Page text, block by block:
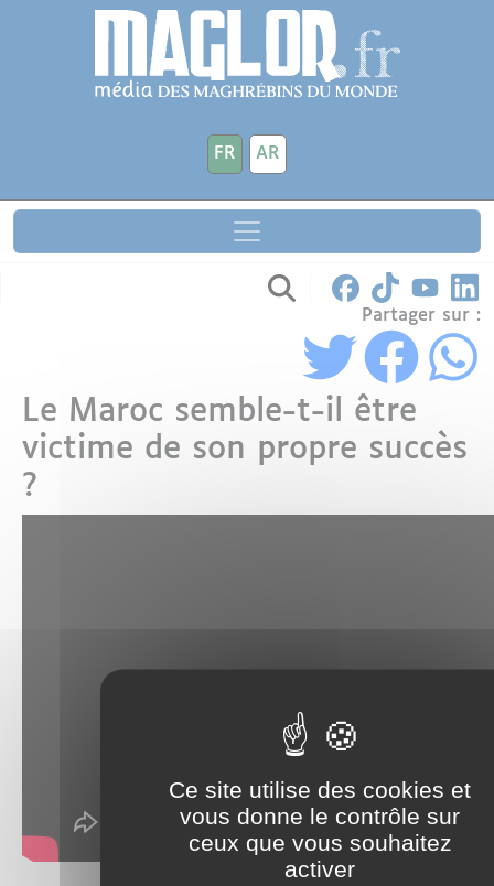
Aller au contenu principal
FR AR
Partager sur :
Le Maroc semble-t-il être
victime de son propre succès
?
Panneau de gestion des cookies
Ce site utilise des cookies et
vous donne le contrôle sur
ceux que vous souhaitez
activer